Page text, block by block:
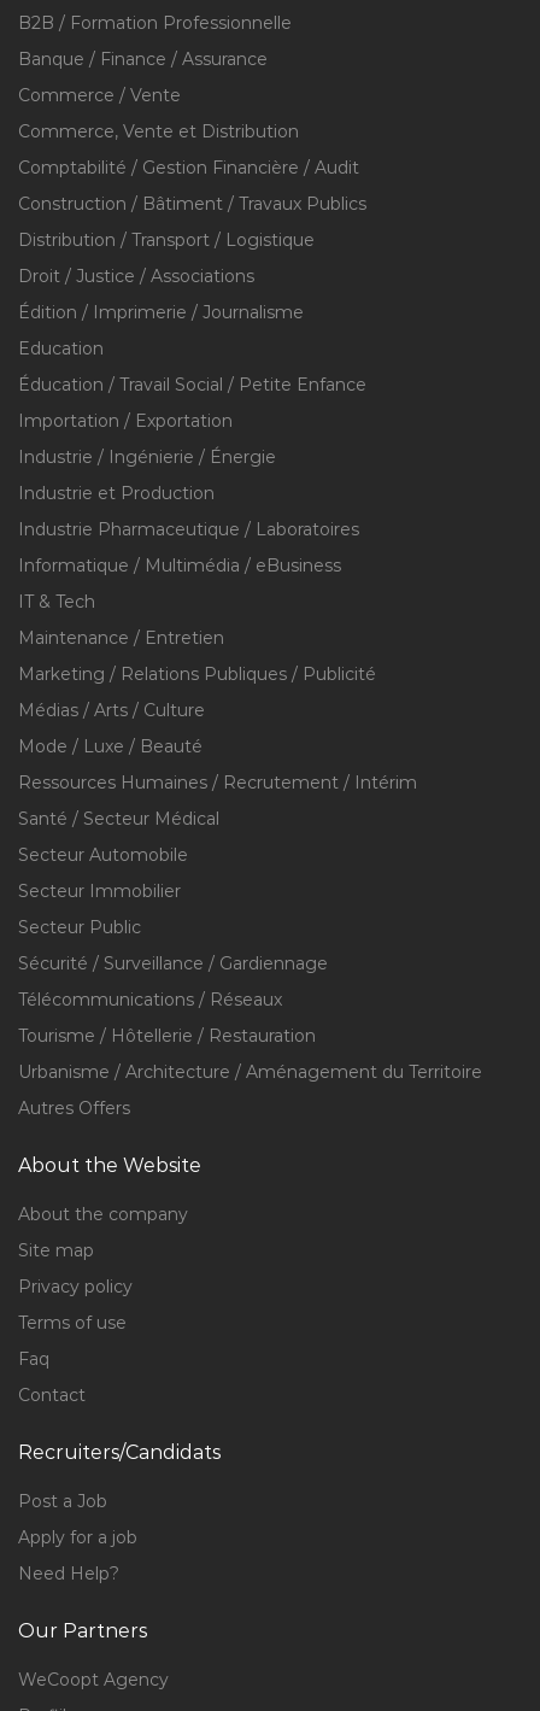
B2B / Formation Professionnelle
Banque / Finance / Assurance
Commerce / Vente
Commerce, Vente et Distribution
Comptabilité / Gestion Financière / Audit
Construction / Bâtiment / Travaux Publics
Distribution / Transport / Logistique
Droit / Justice / Associations
Édition / Imprimerie / Journalisme
Education
Éducation / Travail Social / Petite Enfance
Importation / Exportation
Industrie / Ingénierie / Énergie
Industrie et Production
Industrie Pharmaceutique / Laboratoires
Informatique / Multimédia / eBusiness
IT & Tech
Maintenance / Entretien
Marketing / Relations Publiques / Publicité
Médias / Arts / Culture
Mode / Luxe / Beauté
Ressources Humaines / Recrutement / Intérim
Santé / Secteur Médical
Secteur Automobile
Secteur Immobilier
Secteur Public
Sécurité / Surveillance / Gardiennage
Télécommunications / Réseaux
Tourisme / Hôtellerie / Restauration
Urbanisme / Architecture / Aménagement du Territoire
Autres Offers
About the Website
About the company
Site map
Privacy policy
Terms of use
Faq
Contact
Recruiters/Candidats
Post a Job
Apply for a job
Need Help?
Our Partners
WeCoopt Agency